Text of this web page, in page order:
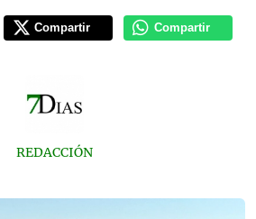
Compartir Compartir
REDACCIÓN